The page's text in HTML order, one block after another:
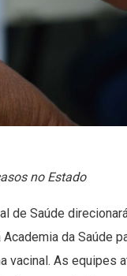
no Estado
de Saúde
da Saúde
vacinal. As equipes